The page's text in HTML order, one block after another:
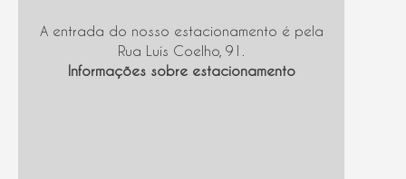
A entrada do nosso estacionamento é pela
Rua Luís Coelho, 91.
Informações sobre estacionamento